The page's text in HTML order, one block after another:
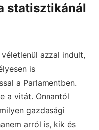
statisztikánál
azzal indult,
is
a Parlamentben.
a vitát. Onnantól
gazdasági
arról is, kik és